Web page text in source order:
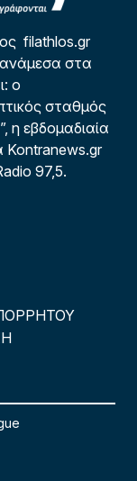
filathlos.gr
ανάμεσα στα
ο
σταθμός
η εβδομαδιαία
Kontranews.gr
97,5.